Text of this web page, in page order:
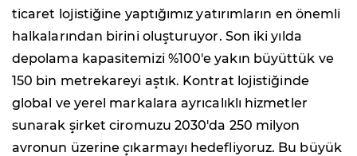
ticaret lojistiğine yaptığımız yatırımların en önemli
halkalarından birini oluşturuyor. Son iki yılda
depolama kapasitemizi %100'e yakın büyüttük ve
150 bin metrekareyi aştık. Kontrat lojistiğinde
global ve yerel markalara ayrıcalıklı hizmetler
sunarak şirket ciromuzu 2030'da 250 milyon
avronun üzerine çıkarmayı hedefliyoruz. Bu büyük